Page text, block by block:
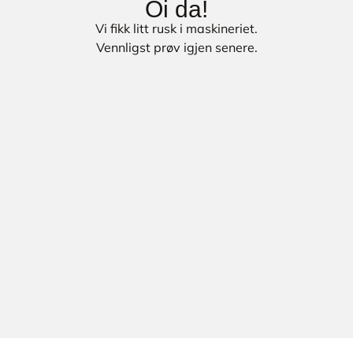
Oi da!
Vi fikk litt rusk i maskineriet.
Vennligst prøv igjen senere.